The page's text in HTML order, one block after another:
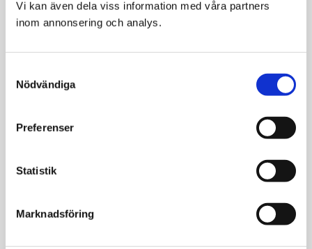
Vi kan även dela viss information med våra partners
inom annonsering och analys.
Selection
Nödvändiga
Preferenser
Statistik
Marknadsföring
Petosan
99KR